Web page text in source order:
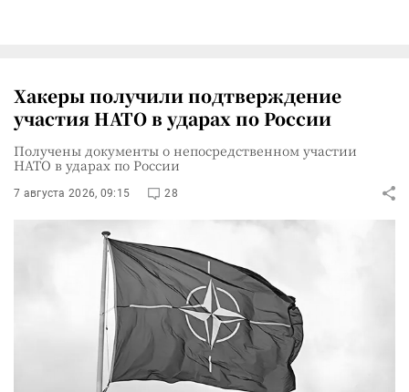
Хакеры получили подтверждение
участия НАТО в ударах по России
Получены документы о непосредственном участии
НАТО в ударах по России
7 августа 2026, 09:15 28